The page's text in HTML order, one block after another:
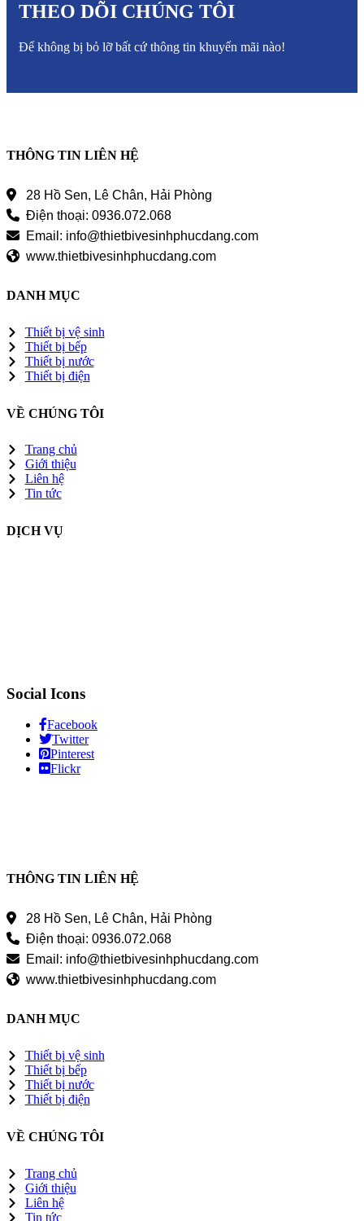
THEO DÕI CHÚNG TÔI
Để không bị bỏ lỡ bất cứ thông tin khuyến mãi nào!
THÔNG TIN LIÊN HỆ
28 Hồ Sen, Lê Chân, Hải Phòng
Điện thoại: 0936.072.068
Email: info@thietbivesinhphucdang.com
www.thietbivesinhphucdang.com
DANH MỤC
Thiết bị vệ sinh
Thiết bị bếp
Thiết bị nước
Thiết bị điện
VỀ CHÚNG TÔI
Trang chủ
Giới thiệu
Liên hệ
Tin tức
DỊCH VỤ
Social Icons
Facebook
Twitter
Pinterest
Flickr
THÔNG TIN LIÊN HỆ
28 Hồ Sen, Lê Chân, Hải Phòng
Điện thoại: 0936.072.068
Email: info@thietbivesinhphucdang.com
www.thietbivesinhphucdang.com
DANH MỤC
Thiết bị vệ sinh
Thiết bị bếp
Thiết bị nước
Thiết bị điện
VỀ CHÚNG TÔI
Trang chủ
Giới thiệu
Liên hệ
Tin tức